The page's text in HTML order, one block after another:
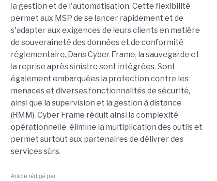
la gestion et de l'automatisation. Cette flexibilité
permet aux MSP de se lancer rapidement et de
s'adapter aux exigences de leurs clients en matière
de souveraineté des données et de conformité
réglementaire. Dans Cyber Frame, la sauvegarde et
la reprise après sinistre sont intégrées. Sont
également embarquées la protection contre les
menaces et diverses fonctionnalités de sécurité,
ainsi que la supervision et la gestion à distance
(RMM). Cyber Frame réduit ainsi la complexité
opérationnelle, élimine la multiplication des outils et
permet surtout aux partenaires de délivrer des
services sûrs.
Article rédigé par